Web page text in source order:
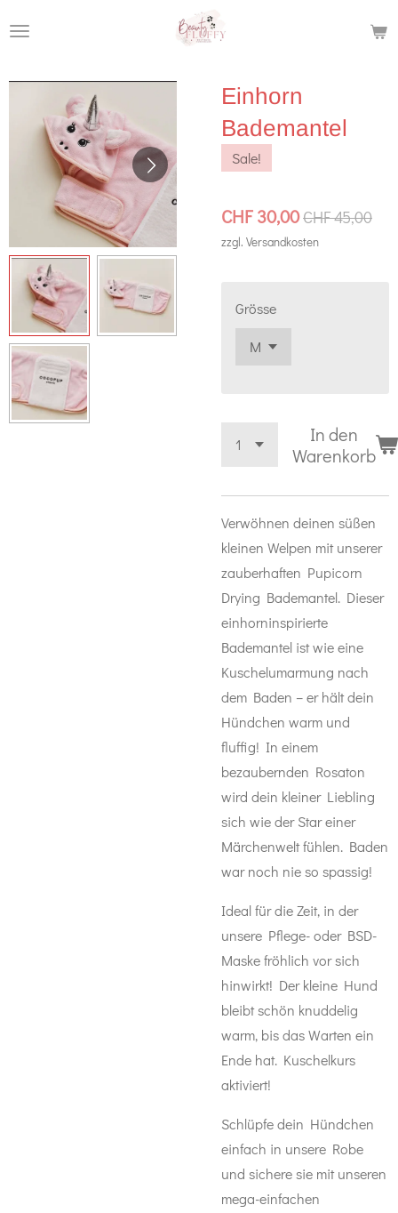
Einhorn
Bademantel
Sale!
CHF 30,00CHF 45,00
zzgl. Versandkosten
Grösse
In den
Warenkorb
Verwöhnen deinen süßen
kleinen Welpen mit unserer
zauberhaften Pupicorn
Drying Bademantel. Dieser
einhorninspirierte
Bademantel ist wie eine
Kuschelumarmung nach
dem Baden – er hält dein
Hündchen warm und
fluffig! In einem
bezaubernden Rosaton
wird dein kleiner Liebling
sich wie der Star einer
Märchenwelt fühlen. Baden
war noch nie so spassig!
Ideal für die Zeit, in der
unsere Pflege- oder BSD-
Maske fröhlich vor sich
hinwirkt! Der kleine Hund
bleibt schön knuddelig
warm, bis das Warten ein
Ende hat. Kuschelkurs
aktiviert!
Schlüpfe dein Hündchen
einfach in unsere Robe
und sichere sie mit unseren
mega-einfachen